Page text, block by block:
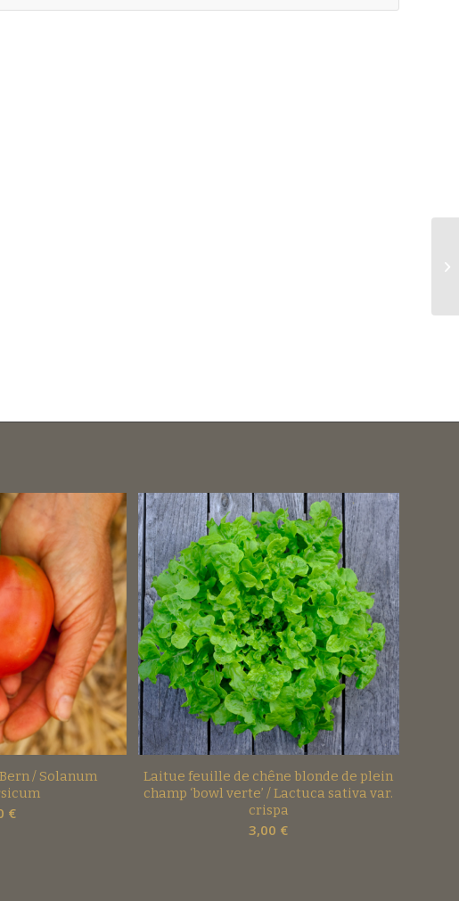
/ Solanum
€
Laitue feuille de chêne blonde de plein
champ ‘bowl verte’ / Lactuca sativa var.
crispa
3,00 €